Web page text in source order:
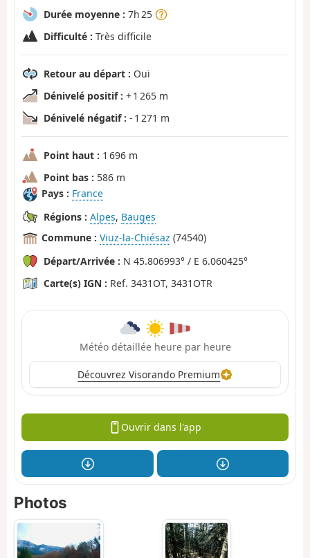
Durée moyenne : 7h 25
Difficulté : Très difficile
Retour au départ : Oui
Dénivelé positif : + 1 265 m
Dénivelé négatif : - 1 271 m
Point haut : 1 696 m
Point bas : 586 m
Pays : France
Régions : Alpes, Bauges
Commune : Viuz-la-Chiésaz (74540)
Départ/Arrivée : N 45.806993° / E 6.060425°
Carte(s) IGN : Ref. 3431OT, 3431OTR
Météo détaillée heure par heure
Découvrez Visorando Premium
Ouvrir dans l'app
Photos